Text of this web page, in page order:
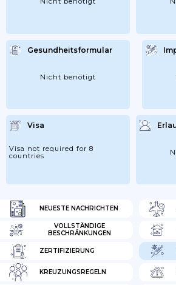
NEUESTE NACHRICHTEN
VOLLSTÄNDIGE
BESCHRÄNKUNGEN
ZERTIFIZIERUNG
KREUZUNGSREGELN
Gesundheitsformular
Nicht benötigt
Visa
Visa not required for 8
countries